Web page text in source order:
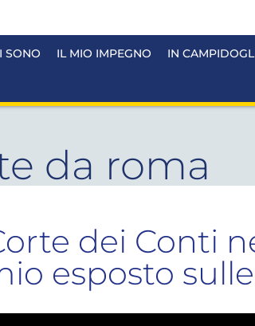
SONO IL MIO IMPEGNO IN
da roma
dei Conti
esposto